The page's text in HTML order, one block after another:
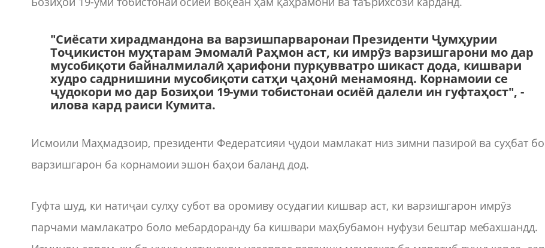
"Сиёсати хирадмандона ва варзишпарваронаи Президенти Ҷумҳурии
Тоҷикистон муҳтарам Эмомалӣ Раҳмон аст, ки имрӯз варзишгарони мо дар
мусобиқоти байналмилалӣ ҳарифони пурқувватро шикаст дода, кишвари
худро садрнишини мусобиқоти сатҳи ҷаҳонӣ менамоянд. Корнамоии се
ҷудокори мо дар Бозиҳои 19-уми тобистонаи осиёӣ далели ин гуфтаҳост", -
илова кард раиси Кумита.
Исмоили Маҳмадзоир, президенти Федератсияи ҷудои мамлакат низ зимни пазироӣ ва суҳбат бо
варзишгарон ба корнамоии эшон баҳои баланд дод.
Гуфта шуд, ки натиҷаи сулҳу субот ва оромиву осудагии кишвар аст, ки варзишгарон имрӯз
парчами мамлакатро боло мебардоранду ба кишвари маҳбубамон нуфузи бештар мебахшандд.